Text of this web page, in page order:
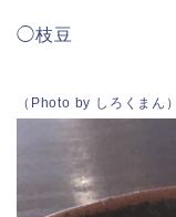
◯枝豆
（Photo by しろくまん）